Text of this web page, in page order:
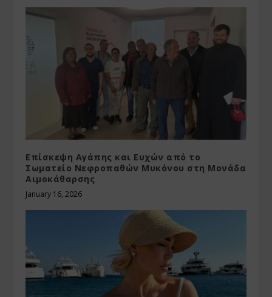
Επίσκεψη Αγάπης και Ευχών από το
Σωματείο Νεφροπαθών Μυκόνου στη Μονάδα
Αιμοκάθαρσης
January 16, 2026